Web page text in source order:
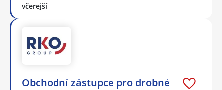
včerejší
Obchodní zástupce pro drobné